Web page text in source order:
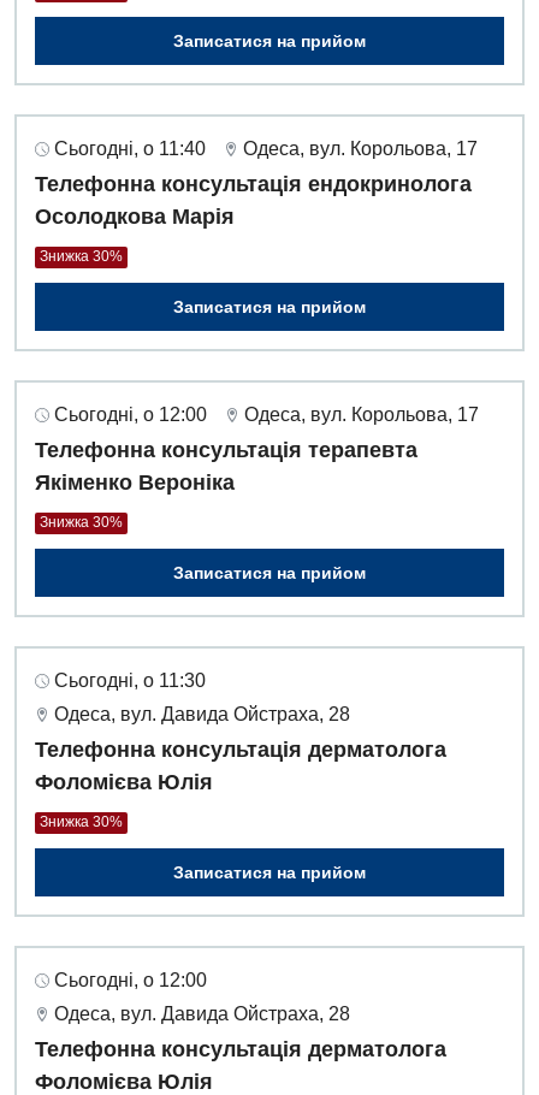
Записатися на прийом
Сьогодні, о 11:40 Одеса, вул. Корольова, 17
Телефонна консультація ендокринолога
Осолодкова Марія
Знижка 30%
Записатися на прийом
Сьогодні, о 12:00 Одеса, вул. Корольова, 17
Телефонна консультація терапевта
Якіменко Вероніка
Знижка 30%
Записатися на прийом
Сьогодні, о 11:30
Одеса, вул. Давида Ойстраха, 28
Телефонна консультація дерматолога
Фоломієва Юлія
Знижка 30%
Записатися на прийом
Сьогодні, о 12:00
Одеса, вул. Давида Ойстраха, 28
Телефонна консультація дерматолога
Фоломієва Юлія